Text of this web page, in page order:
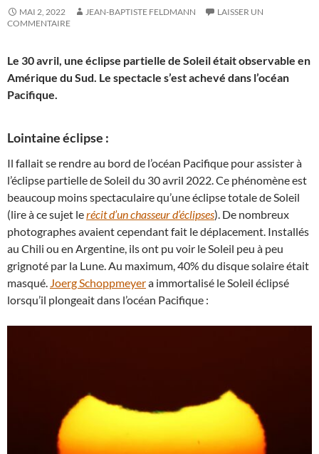
MAI 2, 2022 JEAN-BAPTISTE FELDMANN
LAISSER UN
COMMENTAIRE
Le 30 avril, une éclipse partielle de Soleil était observable en
Amérique du Sud. Le spectacle s’est achevé dans l’océan
Pacifique.
Lointaine éclipse :
Il fallait se rendre au bord de l’océan Pacifique pour assister à
l’éclipse partielle de Soleil du 30 avril 2022. Ce phénomène est
beaucoup moins spectaculaire qu’une éclipse totale de Soleil
(lire à ce sujet lerécit d’un chasseur d’éclipses). De nombreux
photographes avaient cependant fait le déplacement. Installés
au Chili ou en Argentine, ils ont pu voir le Soleil peu à peu
grignoté par la Lune. Au maximum, 40% du disque solaire était
masqué. Joerg Schoppmeyera immortalisé le Soleil éclipsé
lorsqu’il plongeait dans l’océan Pacifique :